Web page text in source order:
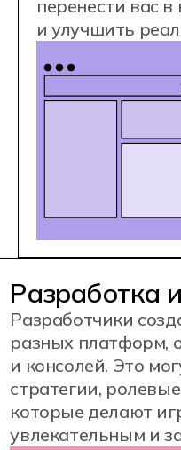
Работа с
реалистичные и
миры, в которые вы
Это может быть как
виртуальных
приложений.